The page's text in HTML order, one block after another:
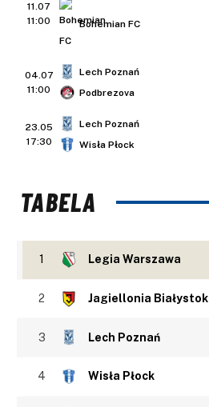
11.07
11:00
Bohemian FC
04.07
11:00
Lech Poznań
Podbrezova
23.05
17:30
Lech Poznań
Wisła Płock
TABELA
1 Legia Warszawa
2 Jagiellonia Białystok
3 Lech Poznań
4 Wisła Płock